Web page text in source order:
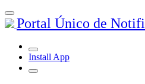
Portal Único de
Install App